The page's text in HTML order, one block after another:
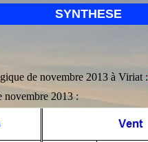
SYNTHESE
de novembre 2013 à Viriat :
novembre 2013 :